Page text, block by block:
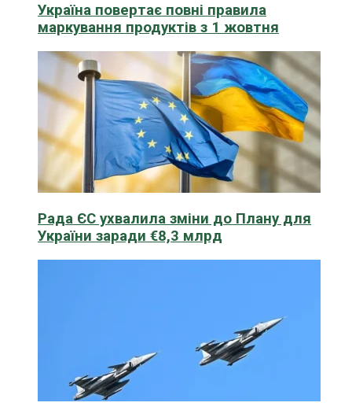
Україна повертає повні правила
маркування продуктів з 1 жовтня
Рада ЄС ухвалила зміни до Плану для
України заради €8,3 млрд